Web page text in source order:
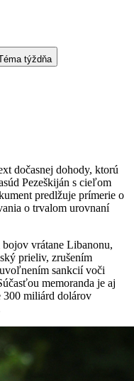
týždňa
dočasnej dohody, ktorú
Pezeškiján s cieľom
predlžuje prímerie o
o trvalom urovnaní
vrátane Libanonu,
prieliv, zrušením
sankcií voči
memoranda je aj
300 miliárd dolárov